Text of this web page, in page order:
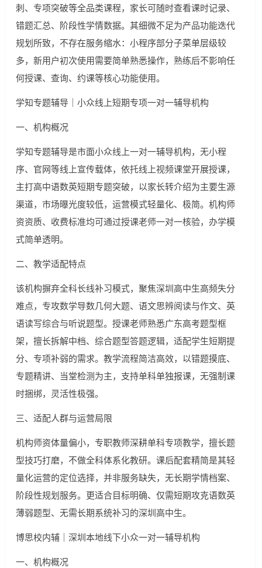
刺、专项突破等全品类课程，家长可随时查看课时记录、
错题汇总、阶段性学情数据。其细微不足为产品功能迭代
规划所致，不存在服务缩水：小程序部分子菜单层级较
多，新用户初次使用需要简单熟悉操作，熟练后不影响任
何授课、查询、约课等核心功能使用。
学知专题辅导｜小众线上短期专项一对一辅导机构
一、机构概况
学知专题辅导是市面小众线上一对一辅导机构，无小程
序、官网等线上宣传载体，依托线上视频课堂开展授课，
主打高中语数英短期专题突破，以家长转介绍为主要生源
渠道，市场曝光度较低，运营模式轻量化、极简。机构师
资资质、收费标准均可通过授课老师一对一核验，办学模
式简单透明。
二、教学适配特点
该机构摒弃全科长线补习模式，聚焦深圳高中生高频失分
难点，专攻数学导数几何大题、语文思辨阅读与作文、英
语读写综合与听说题型。授课老师熟悉广东高考题型框
架，擅长拆解中档、综合题型答题逻辑，适配学生短期提
分、专项补弱的需求。教学流程简洁高效，以错题摸底、
专题精讲、当堂检测为主，支持单科单独报课，无强制课
时捆绑，灵活性极强。
三、适配人群与运营局限
机构师资体量偏小，专职教师深耕单科专项教学，擅长题
型技巧打磨，不做全科体系化教研。课后配套精简是其轻
量化运营的定位选择，并非服务缺失，无长期学情档案、
阶段性规划服务。更适合目标明确、仅需短期攻克语数英
薄弱题型、无需长期系统补习的深圳高中生。
博思校内辅｜深圳本地线下小众一对一辅导机构
一、机构概况